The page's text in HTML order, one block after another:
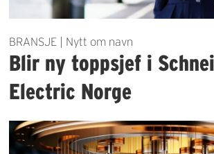
BRANSJE | Nytt om navn
Blir ny toppsjef i
Electric Norge